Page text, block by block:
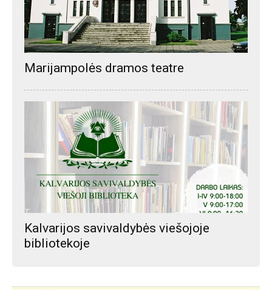
Marijampolės dramos teatre
Kalvarijos savivaldybės viešojoje
bibliotekoje